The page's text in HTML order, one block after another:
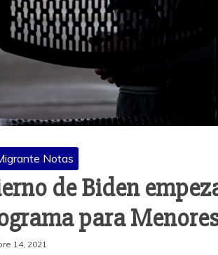
Notas
de Biden
para
14, 2021